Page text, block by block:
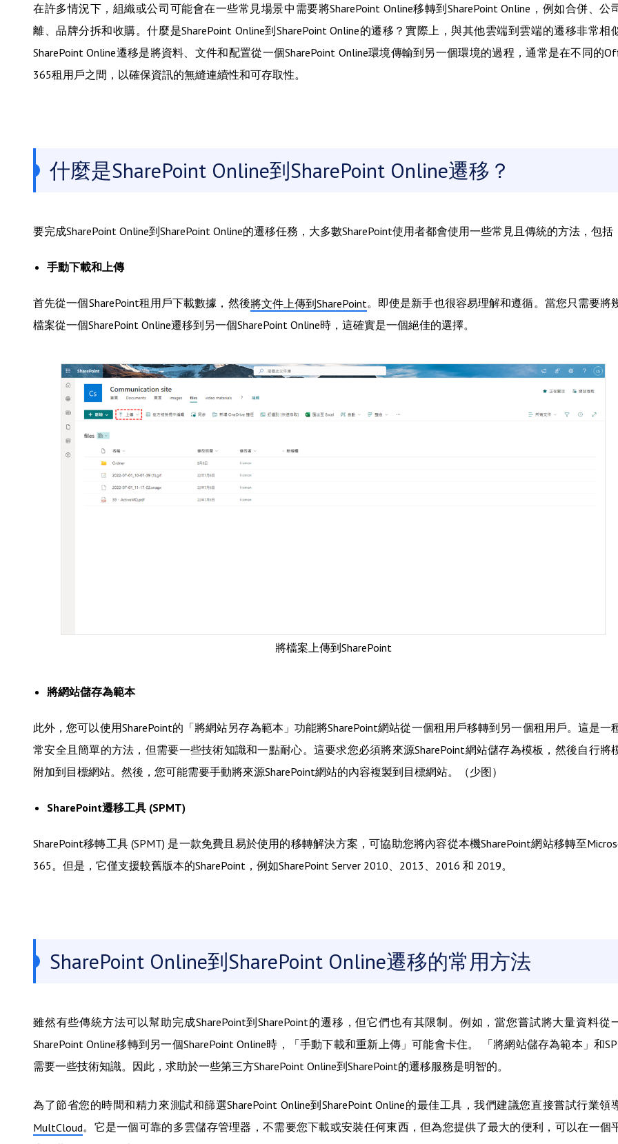
在許多情況下，組織或公司可能會在一些常見場景中需要將SharePoint Online移轉到SharePoint Online，例如合併、公
離、品牌分拆和收購。什麼是SharePoint Online到SharePoint Online的遷移？實際上，與其他雲端到雲端的遷移非常相
SharePoint Online遷移是將資料、文件和配置從一個SharePoint Online環境傳輸到另一個環境的過程，通常是在不同的
365租用戶之間，以確保資訊的無縫連續性和可存取性。
什麼是SharePoint Online到SharePoint Online遷移？
要完成SharePoint Online到SharePoint Online的遷移任務，大多數SharePoint使用者都會使用一些常見且傳統的方法，包括
手動下載和上傳
首先從一個SharePoint租用戶下載數據，然後將文件上傳到SharePoint。即使是新手也很容易理解和遵循。當您只需要將
檔案從一個SharePoint Online遷移到另一個SharePoint Online時，這確實是一個絕佳的選擇。
將檔案上傳到SharePoint
將網站儲存為範本
此外，您可以使用SharePoint的「將網站另存為範本」功能將SharePoint網站從一個租用戶移轉到另一個租用戶。這是一
常安全且簡單的方法，但需要一些技術知識和一點耐心。這要求您必須將來源SharePoint網站儲存為模板，然後自行將
附加到目標網站。然後，您可能需要手動將來源SharePoint網站的內容複製到目標網站。（少图）
SharePoint遷移工具 (SPMT)
SharePoint移轉工具 (SPMT) 是一款免費且易於使用的移轉解決方案，可協助您將內容從本機SharePoint網站移轉至
365。但是，它僅支援較舊版本的SharePoint，例如SharePoint Server 2010、2013、2016 和 2019。
SharePoint Online到SharePoint Online遷移的常用方法
雖然有些傳統方法可以幫助完成SharePoint到SharePoint的遷移，但它們也有其限制。例如，當您嘗試將大量資料從
SharePoint Online移轉到另一個SharePoint Online時，「手動下載和重新上傳」可能會卡住。 「將網站儲存為範本」和
需要一些技術知識。因此，求助於一些第三方SharePoint Online到SharePoint的遷移服務是明智的。
為了節省您的時間和精力來測試和篩選SharePoint Online到SharePoint Online的最佳工具，我們建議您直接嘗試行業領
MultCloud。它是一個可靠的多雲儲存管理器，不需要您下載或安裝任何東西，但為您提供了最大的便利，可以在一個